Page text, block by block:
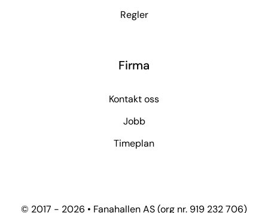
Regler
Firma
Kontakt oss
Jobb
Timeplan
© 2017 - 2026 • Fanahallen AS (org nr. 919 232 706)